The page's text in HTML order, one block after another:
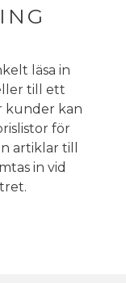
läsa in
till ett
kunder kan
för
artiklar till
in vid